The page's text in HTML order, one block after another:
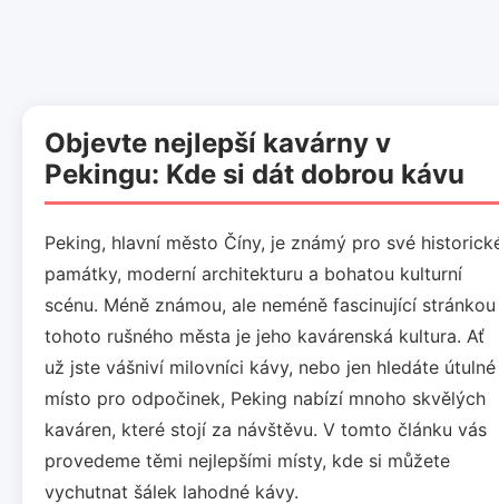
Objevte nejlepší kavárny v
Pekingu: Kde si dát dobrou kávu
Peking, hlavní město Číny, je známý pro své
památky, moderní architekturu a bohatou kulturní
scénu. Méně známou, ale neméně fascinující stránkou
tohoto rušného města je jeho kavárenská kultura. Ať
už jste vášniví milovníci kávy, nebo jen hledáte útulné
místo pro odpočinek, Peking nabízí mnoho skvělých
kaváren, které stojí za návštěvu. V tomto článku vás
provedeme těmi nejlepšími místy, kde si můžete
vychutnat šálek lahodné kávy.